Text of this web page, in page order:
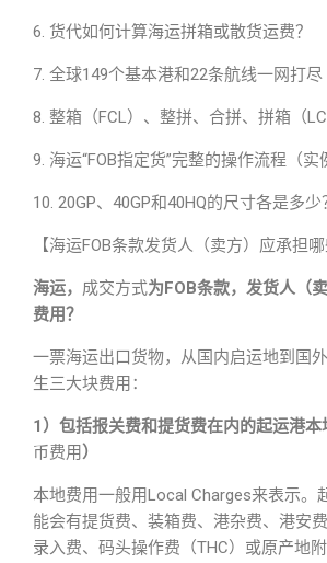
6. 货代如何计算海运拼箱或散货运费？
7. 全球149个基本港和22条航线一网打尽
8. 整箱（FCL）、整拼、合拼、拼箱（
9. 海运“FOB指定货”完整的操作流程（实
10. 20GP、40GP和40HQ的尺寸各是多少
【海运FOB条款发货人（卖方）应承担哪
海运， 成交方式为FOB条款，发货人（
费用？
一票海运出口货物，从国内启运地到国
生三大块费用：
1）包括报关费和提货费在内的起运港本
币费用）
本地费用一般用Local Charges来表示。
能会有提货费、装箱费、港杂费、港安
录入费、码头操作费（THC）或原产地